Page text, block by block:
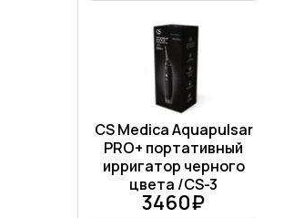
CS Medica Aquapulsar
PRO+ портативный
ирригатор черного
цвета /CS-3
3460₽